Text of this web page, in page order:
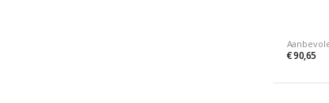
€ 90,65